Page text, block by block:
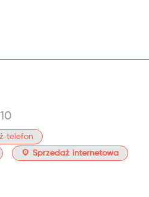
telefon
Sprzedaż internetowa